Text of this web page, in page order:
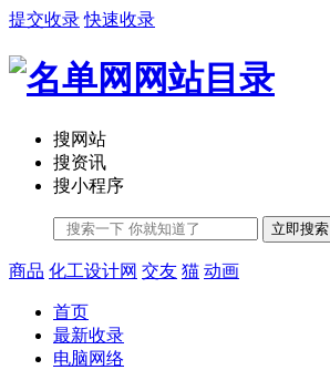
提交收录 快速收录
搜网站
搜资讯
搜小程序
立即搜索
商品 化工设计网 交友 猫 动画
首页
最新收录
电脑网络